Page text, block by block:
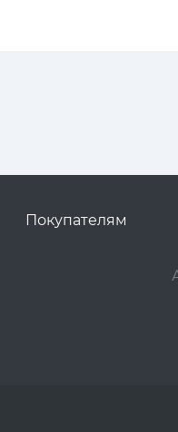
Покупателям